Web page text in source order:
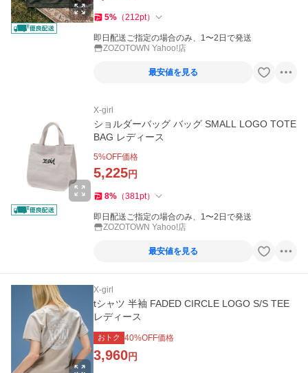
5% （212pt）
即日配送ご指定の場合のみ、1〜2日で発送
ZOZOTOWN Yahoo!店
最安値を見る
X-girl
ショルダーバッグ バッグ SMALL LOGO TOTE
BAG レディース
5%OFF価格
5,225円
8% （381pt）
即日配送ご指定の場合のみ、1〜2日で発送
ZOZOTOWN Yahoo!店
最安値を見る
X-girl
tシャツ 半袖 FADED CIRCLE LOGO S/S TEE
レディース
おトク 40%OFF価格
3,960円